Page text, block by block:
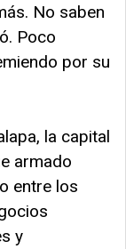
No saben
Poco
por su
la capital
armado
entre los
y